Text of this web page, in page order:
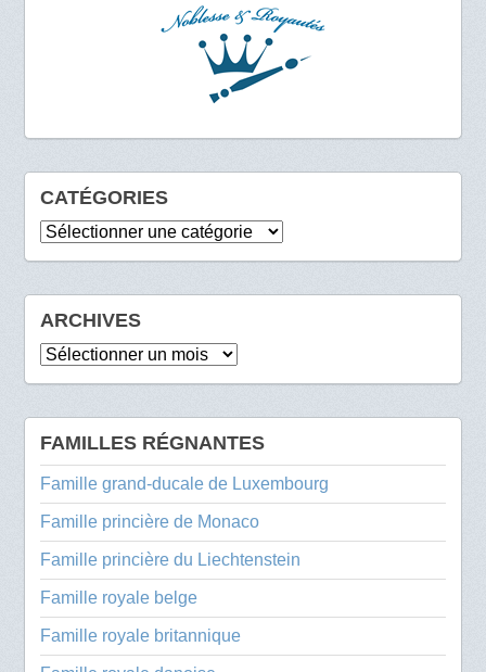
CATÉGORIES
Catégories
ARCHIVES
Archives
FAMILLES RÉGNANTES
Famille grand-ducale de Luxembourg
Famille princière de Monaco
Famille princière du Liechtenstein
Famille royale belge
Famille royale britannique